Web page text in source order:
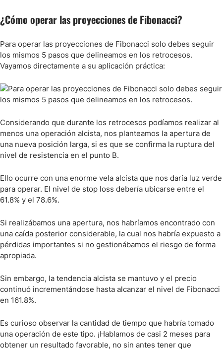
¿Cómo operar las proyecciones de Fibonacci?
Para operar las proyecciones de Fibonacci solo debes seguir
los mismos 5 pasos que delineamos en los retrocesos.
Vayamos directamente a su aplicación práctica:
Considerando que durante los retrocesos podíamos realizar al
menos una operación alcista, nos planteamos la apertura de
una nueva posición larga, si es que se confirma la ruptura del
nivel de resistencia en el punto B.
Ello ocurre con una enorme vela alcista que nos daría luz verde
para operar. El nivel de stop loss debería ubicarse entre el
61.8% y el 78.6%.
Si realizábamos una apertura, nos habríamos encontrado con
una caída posterior considerable, la cual nos habría expuesto a
pérdidas importantes si no gestionábamos el riesgo de forma
apropiada.
Sin embargo, la tendencia alcista se mantuvo y el precio
continuó incrementándose hasta alcanzar el nivel de Fibonacci
en 161.8%.
Es curioso observar la cantidad de tiempo que habría tomado
una operación de este tipo. ¡Hablamos de casi 2 meses para
obtener un resultado favorable, no sin antes tener que